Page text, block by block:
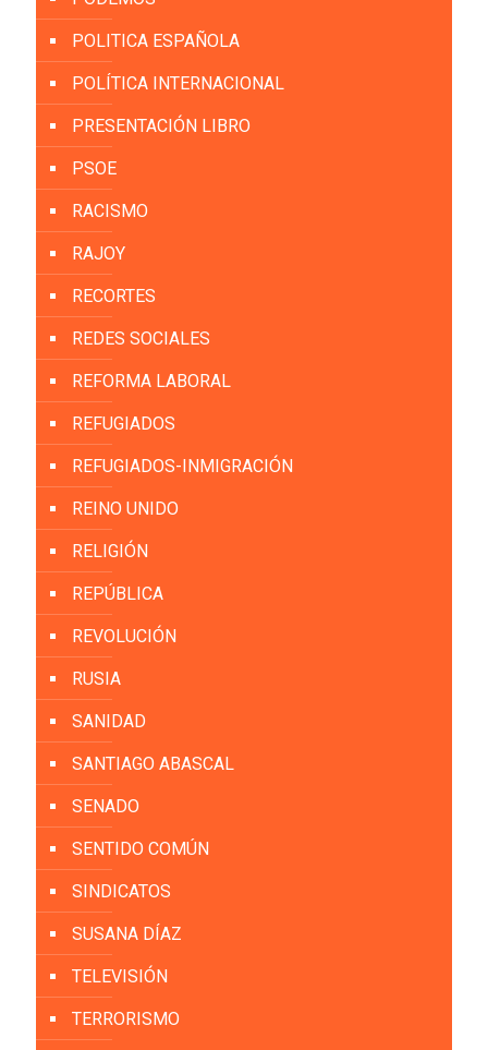
POLITICA ESPAÑOLA
POLÍTICA INTERNACIONAL
PRESENTACIÓN LIBRO
PSOE
RACISMO
RAJOY
RECORTES
REDES SOCIALES
REFORMA LABORAL
REFUGIADOS
REFUGIADOS-INMIGRACIÓN
REINO UNIDO
RELIGIÓN
REPÚBLICA
REVOLUCIÓN
RUSIA
SANIDAD
SANTIAGO ABASCAL
SENADO
SENTIDO COMÚN
SINDICATOS
SUSANA DÍAZ
TELEVISIÓN
TERRORISMO